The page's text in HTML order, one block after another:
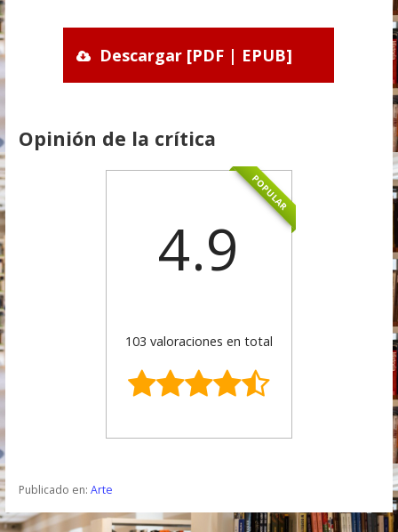
Descargar [PDF | EPUB]
Opinión de la crítica
POPULAR
4.9
103 valoraciones en total
Publicado en: Arte